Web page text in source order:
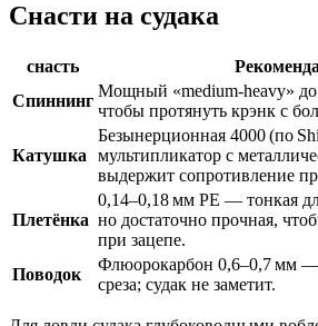
Снасти на судака
снасть
Спиннинг
Мощный «medium‑heavy» до
чтобы протянуть крэнк с
Катушка
Безынерционная 4000 (по
мультипликатор с
выдержит сопротивление
Плетёнка
0,14–0,18 мм PE — тонкая
но достаточно прочная,
при зацепе.
Поводок
Флюорокарбон 0,6–0,7 мм —
среза; судак не заметит.